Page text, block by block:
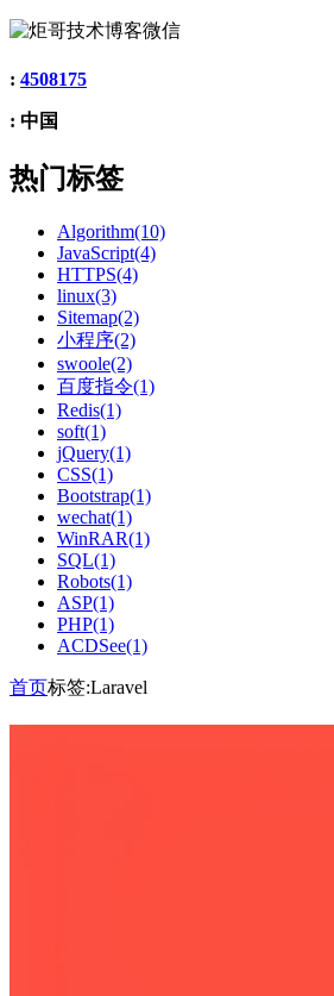
: 4508175
: 中国
热门标签
Algorithm(10)
JavaScript(4)
HTTPS(4)
linux(3)
Sitemap(2)
小程序(2)
swoole(2)
百度指令(1)
Redis(1)
soft(1)
jQuery(1)
CSS(1)
Bootstrap(1)
wechat(1)
WinRAR(1)
SQL(1)
Robots(1)
ASP(1)
PHP(1)
ACDSee(1)
首页标签:Laravel